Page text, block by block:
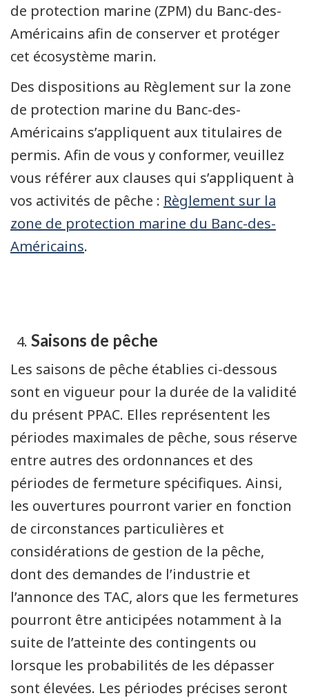
de protection marine (ZPM) du Banc-des-
Américains afin de conserver et protéger
cet écosystème marin.
Des dispositions au Règlement sur la zone
de protection marine du Banc-des-
Américains s’appliquent aux titulaires de
permis. Afin de vous y conformer, veuillez
vous référer aux clauses qui s’appliquent à
vos activités de pêche : Règlement sur la
zone de protection marine du Banc-des-
Américains.
Saisons de pêche
Les saisons de pêche établies ci-dessous
sont en vigueur pour la durée de la validité
du présent PPAC. Elles représentent les
périodes maximales de pêche, sous réserve
entre autres des ordonnances et des
périodes de fermeture spécifiques. Ainsi,
les ouvertures pourront varier en fonction
de circonstances particulières et
considérations de gestion de la pêche,
dont des demandes de l’industrie et
l’annonce des TAC, alors que les fermetures
pourront être anticipées notamment à la
suite de l’atteinte des contingents ou
lorsque les probabilités de les dépasser
sont élevées. Les périodes précises seront